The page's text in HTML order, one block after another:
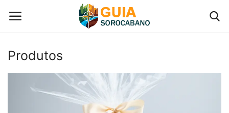
Contato
Produtos